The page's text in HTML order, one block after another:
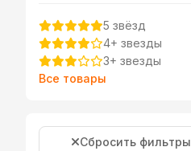
5 звёзд
4+ звезды
3+ звезды
Все товары
Сбросить фильтры